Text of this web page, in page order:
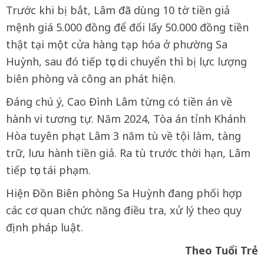
Trước khi bị bắt, Lâm đã dùng 10 tờ tiền giả
mệnh giá 5.000 đồng để đổi lấy 50.000 đồng tiền
thật tại một cửa hàng tạp hóa ở phường Sa
Huỳnh, sau đó tiếp tục di chuyển thì bị lực lượng
biên phòng và công an phát hiện.
Đáng chú ý, Cao Đình Lâm từng có tiền án về
hành vi tương tự. Năm 2024, Tòa án tỉnh Khánh
Hòa tuyên phạt Lâm 3 năm tù về tội làm, tàng
trữ, lưu hành tiền giả. Ra tù trước thời hạn, Lâm
tiếp tục tái phạm.
Hiện Đồn Biên phòng Sa Huỳnh đang phối hợp
các cơ quan chức năng điều tra, xử lý theo quy
định pháp luật.
Theo Tuổi Trẻ